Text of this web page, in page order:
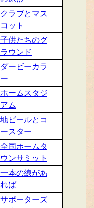
クラブとマス
コット
子供たちのグ
ラウンド
ダービーカラ
ー
ホームスタジ
アム
地ビールとコ
ースター
全国ホームタ
ウンサミット
一本の線があ
れば
サポーターズ